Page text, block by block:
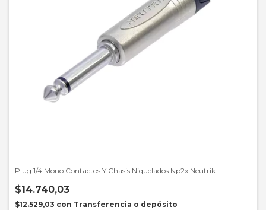
Plug 1/4 Mono Contactos Y Chasis Niquelados Np2x Neutrik
$14.740,03
$12.529,03 con Transferencia o depósito